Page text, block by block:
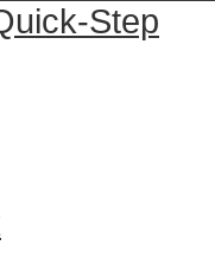
Step